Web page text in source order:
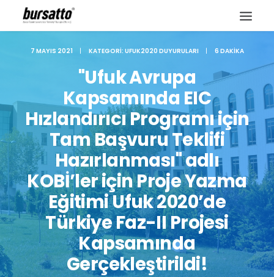
Site içi arama
7 MAYIS 2021 | KATEGORI: UFUK2020 DUYURULARI | 6 DAKIKA
"Ufuk Avrupa
Kapsamında EIC
Hızlandırıcı Programı için
Tam Başvuru Teklifi
Hazırlanması" adlı
KOBİ’ler için Proje Yazma
Eğitimi Ufuk 2020’de
Türkiye Faz-II Projesi
Kapsamında
Gerçekleştirildi!